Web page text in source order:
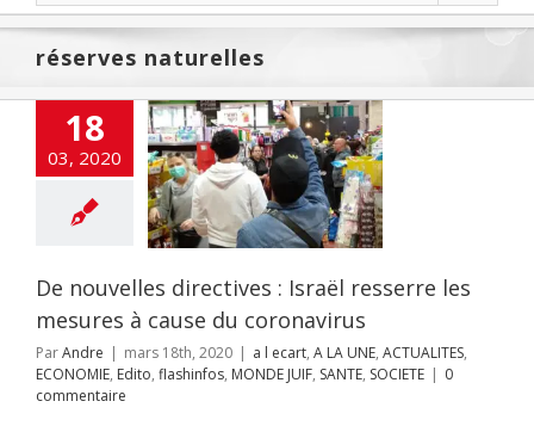
réserves naturelles
18
03, 2020
directives
resserre les
à cause du
A LA UNE
SOCIETE
De nouvelles directives : Israël resserre les
mesures à cause du coronavirus
ParAndre | mars 18th, 2020 | a l ecart, A LA UNE, ACTUALITES,
ECONOMIE, Edito, flashinfos, MONDE JUIF, SANTE, SOCIETE | 0
commentaire